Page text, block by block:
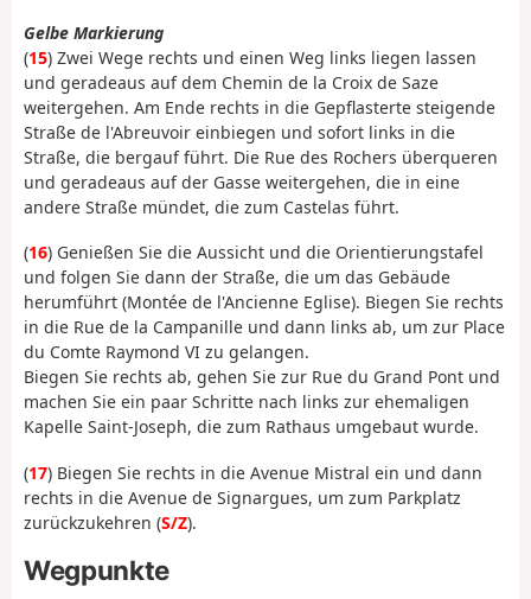
Gelbe Markierung
(15) Zwei Wege rechts und einen Weg links liegen lassen
und geradeaus auf dem Chemin de la Croix de Saze
weitergehen. Am Ende rechts in die Gepflasterte steigende
Straße de l'Abreuvoir einbiegen und sofort links in die
Straße, die bergauf führt. Die Rue des Rochers überqueren
und geradeaus auf der Gasse weitergehen, die in eine
andere Straße mündet, die zum Castelas führt.
(16) Genießen Sie die Aussicht und die Orientierungstafel
und folgen Sie dann der Straße, die um das Gebäude
herumführt (Montée de l'Ancienne Eglise). Biegen Sie rechts
in die Rue de la Campanille und dann links ab, um zur Place
du Comte Raymond VI zu gelangen.
Biegen Sie rechts ab, gehen Sie zur Rue du Grand Pont und
machen Sie ein paar Schritte nach links zur ehemaligen
Kapelle Saint-Joseph, die zum Rathaus umgebaut wurde.
(17) Biegen Sie rechts in die Avenue Mistral ein und dann
rechts in die Avenue de Signargues, um zum Parkplatz
zurückzukehren (S/Z).
Wegpunkte